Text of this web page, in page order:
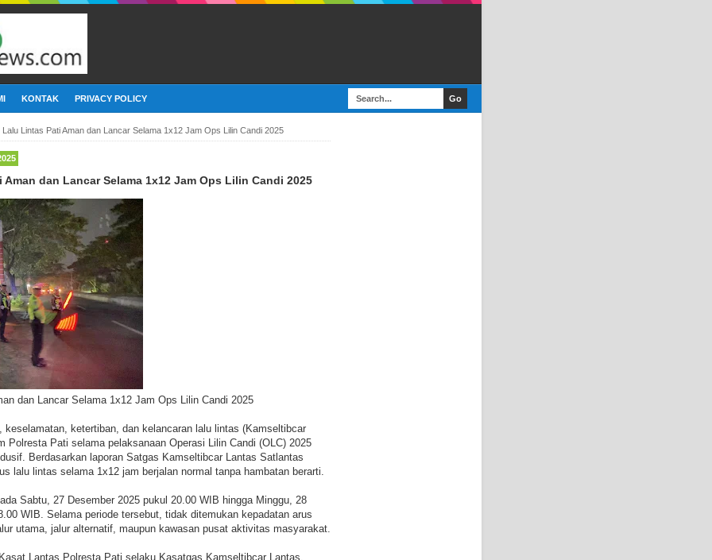
KONTAK PRIVACY POLICY
Lalu Lintas Pati Aman dan Lancar Selama 1x12 Jam Ops Lilin Candi 2025
dan Lancar Selama 1x12 Jam Ops Lilin Candi 2025
dan Lancar Selama 1x12 Jam Ops Lilin Candi 2025
keselamatan, ketertiban, dan kelancaran lalu lintas (Kamseltibcar
Polresta Pati selama pelaksanaan Operasi Lilin Candi (OLC) 2025
Berdasarkan laporan Satgas Kamseltibcar Lantas Satlantas
lalu lintas selama 1x12 jam berjalan normal tanpa hambatan berarti.
Sabtu, 27 Desember 2025 pukul 20.00 WIB hingga Minggu, 28
WIB. Selama periode tersebut, tidak ditemukan kepadatan arus
utama, jalur alternatif, maupun kawasan pusat aktivitas masyarakat.
Lantas Polresta Pati selaku Kasatgas Kamseltibcar Lantas,